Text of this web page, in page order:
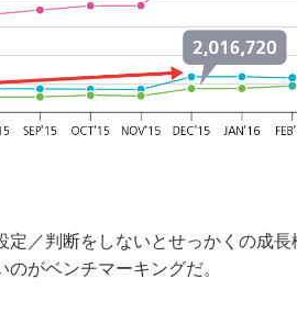
定／判断をしないとせっかくの成長
がベンチマーキングだ。